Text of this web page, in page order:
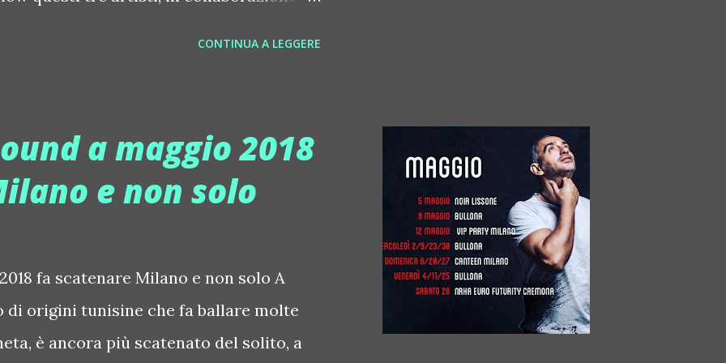
dall'omonima canzone "Fuori da qui",
Il suo singolo "El Party" è stato uno
a Milano inizia a farsi strada
CONTINUA A LEGGERE
a maggio 2018
e non solo
fa scatenare Milano e non solo A
di origini tunisine che fa ballare molte
è ancora più scatenato del solito, a